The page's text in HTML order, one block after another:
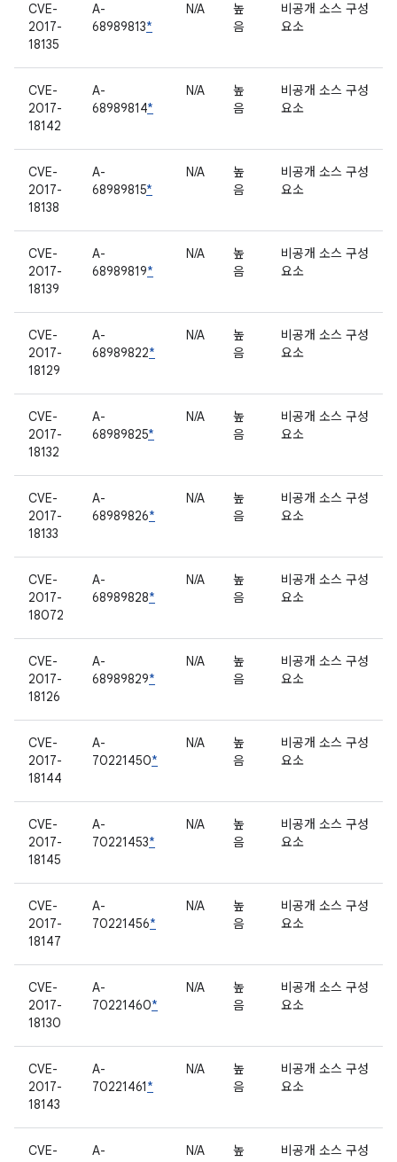
CVE-
2017-
18135
A-
68989813*
N/A
높
음
비공개 소스 구성
요소
CVE-
2017-
18142
A-
68989814*
N/A
높
음
비공개 소스 구성
요소
CVE-
2017-
18138
A-
68989815*
N/A
높
음
비공개 소스 구성
요소
CVE-
2017-
18139
A-
68989819*
N/A
높
음
비공개 소스 구성
요소
CVE-
2017-
18129
A-
68989822*
N/A
높
음
비공개 소스 구성
요소
CVE-
2017-
18132
A-
68989825*
N/A
높
음
비공개 소스 구성
요소
CVE-
2017-
18133
A-
68989826*
N/A
높
음
비공개 소스 구성
요소
CVE-
2017-
18072
A-
68989828*
N/A
높
음
비공개 소스 구성
요소
CVE-
2017-
18126
A-
68989829*
N/A
높
음
비공개 소스 구성
요소
CVE-
2017-
18144
A-
70221450*
N/A
높
음
비공개 소스 구성
요소
CVE-
2017-
18145
A-
70221453*
N/A
높
음
비공개 소스 구성
요소
CVE-
2017-
18147
A-
70221456*
N/A
높
음
비공개 소스 구성
요소
CVE-
2017-
18130
A-
70221460*
N/A
높
음
비공개 소스 구성
요소
CVE-
2017-
18143
A-
70221461*
N/A
높
음
비공개 소스 구성
요소
CVE-
A-
N/A
높
비공개 소스 구성